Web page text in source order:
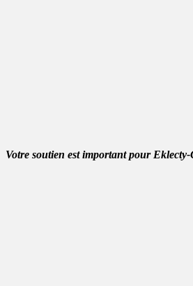
Votre soutien est important pour